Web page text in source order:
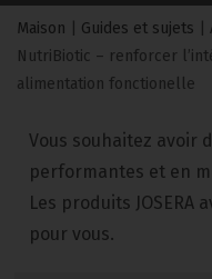
Maison Guides et sujets
NutriBiotic – renforcer
alimentation fonctionelle
Vous souhaitez avoir
performantes et en
Les produits JOSERA
pour vous.